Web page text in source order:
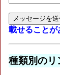
載せることが
種類別のリ